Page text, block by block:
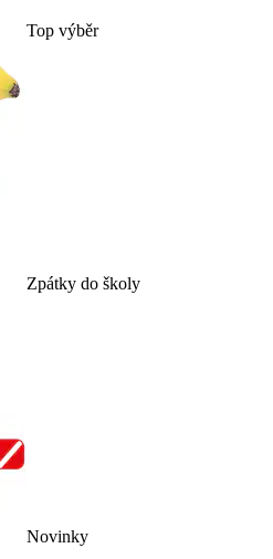
Top výběr
Zpátky do školy
Novinky